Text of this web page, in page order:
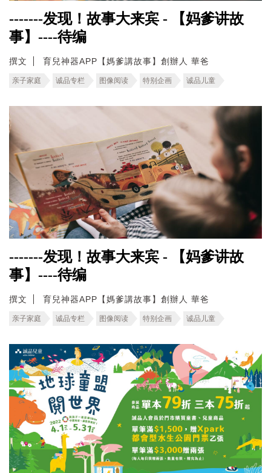
-------发现！故事大来宾 - 【妈爹讲故
事】----待编
撰文 育兒神器APP【媽爹講故事】創辦人 華爸
亲子家庭 诚品专栏 图像阅读 特别企画 诚品儿童
-------发现！故事大来宾 - 【妈爹讲故
事】----待编
撰文 育兒神器APP【媽爹講故事】創辦人 華爸
亲子家庭 诚品专栏 图像阅读 特别企画 诚品儿童